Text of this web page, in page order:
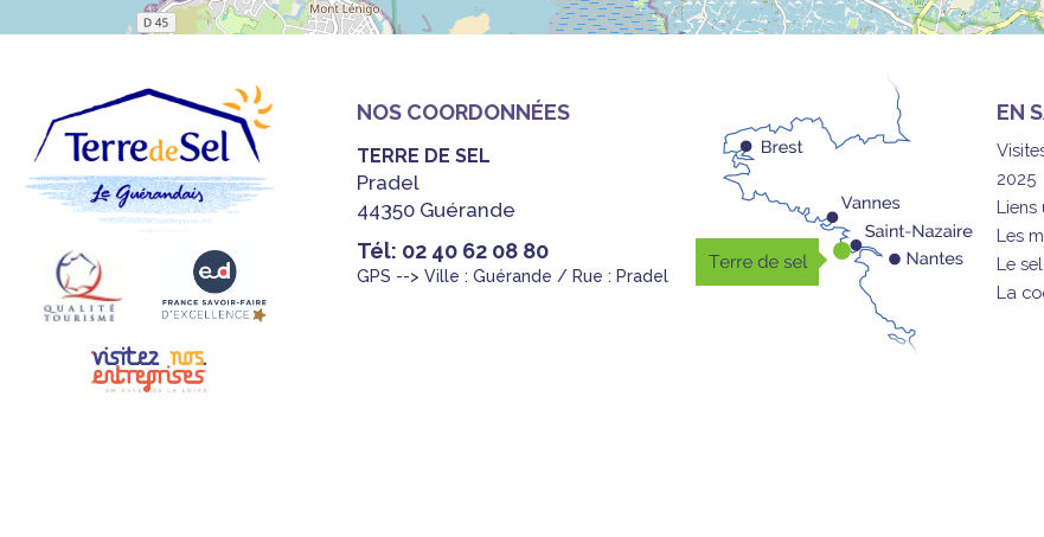
NOS COORDONNÉES
TERRE DE SEL
Pradel
44350 Guérande
Tél: 02 40 62 08 80
GPS --> Ville : Guérande / Rue : Pradel
EN
2025
Liens
Les
Le
La